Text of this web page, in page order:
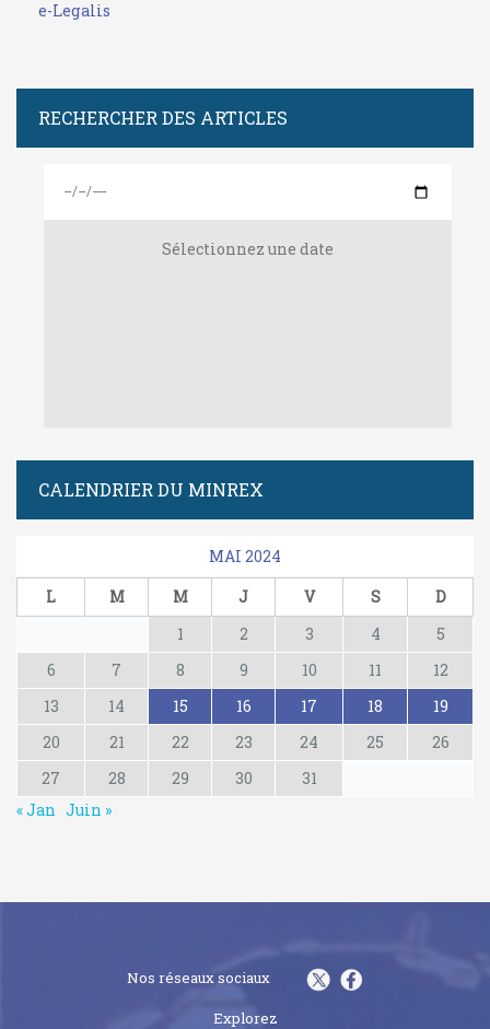
e-Legalis
RECHERCHER DES ARTICLES
Sélectionnez une date
CALENDRIER DU MINREX
MAI 2024
L
M M J V S
D
1
2 3 4
5
6
7 8 9 10 11
12
13
14 15 16 17 18
19
20
21 22 23 24 25
26
27
28 29 30
31
« Jan Juin »
Nos réseaux sociaux
Explorez